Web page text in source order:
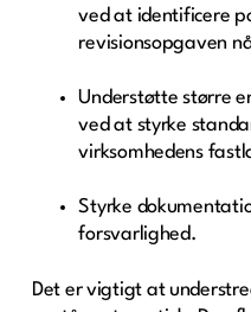
ved at identificere
revisionsopgaven
Understøtte større
ved at styrke
virksomhedens
Styrke
forsvarlighed.
Det er vigtigt at